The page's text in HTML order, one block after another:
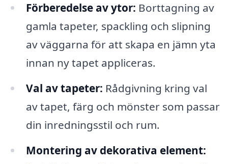
Förberedelse av ytor: Borttagning av
gamla tapeter, spackling och slipning
av väggarna för att skapa en jämn yta
innan ny tapet appliceras.
Val av tapeter: Rådgivning kring val
av tapet, färg och mönster som passar
din inredningsstil och rum.
Montering av dekorativa element: